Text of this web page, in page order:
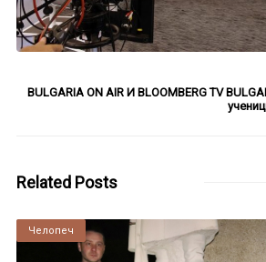
BULGARIA ON AIR И BLOOMBERG TV
Related Posts
Челопеч